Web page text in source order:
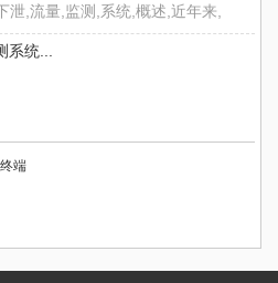
泄,流量,监测,系统,概述,近年来,
系统...
端